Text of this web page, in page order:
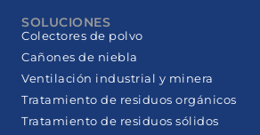
SOLUCIONES
Colectores de polvo
Cañones de niebla
Ventilación industrial y minera
Tratamiento de residuos orgánicos
Tratamiento de residuos sólidos